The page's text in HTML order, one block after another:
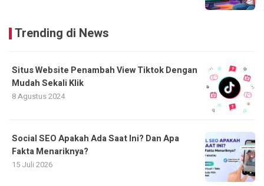
Trending di News
Situs Website Penambah View Tiktok Dengan
Mudah Sekali Klik
8 Agustus 2024
Social SEO Apakah Ada Saat Ini? Dan Apa
Fakta Menariknya?
15 Juli 2026